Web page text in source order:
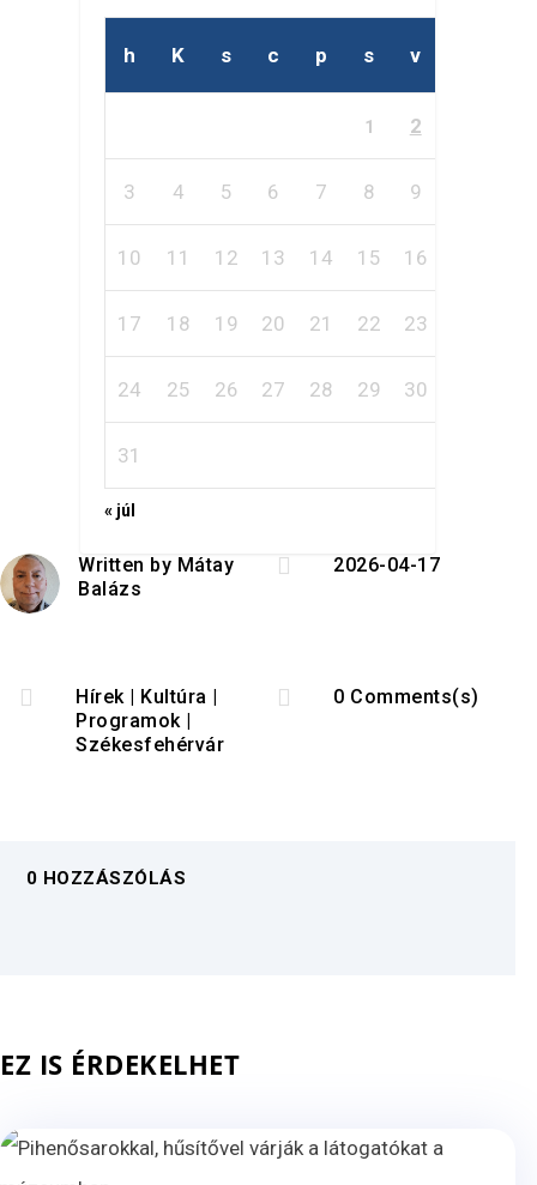
h K s c p s v
1 2
3 4 5 6 7 8 9
10 11 12 13 14 15 16
17 18 19 20 21 22 23
24 25 26 27 28 29 30
31
« júl
Written by Mátay
Balázs
 2026-04-17
 Hírek| Kultúra
Programok|
Székesfehérvár
 0 Comments(s)
0 HOZZÁSZÓLÁS
EZ IS ÉRDEKELHET